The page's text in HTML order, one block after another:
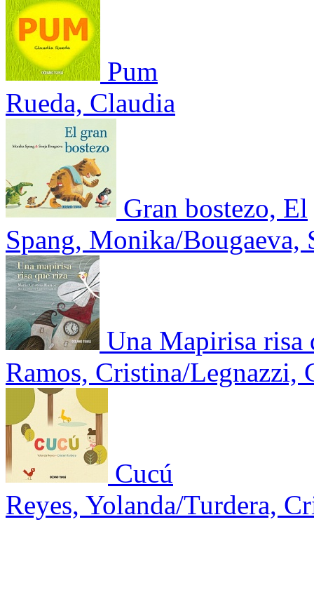
Pum
Rueda, Claudia
Gran bostezo, El
Spang, Monika/Bougaeva,
Una Mapirisa risa
Ramos, Cristina/Legnazzi,
Cucú
Reyes, Yolanda/Turdera,